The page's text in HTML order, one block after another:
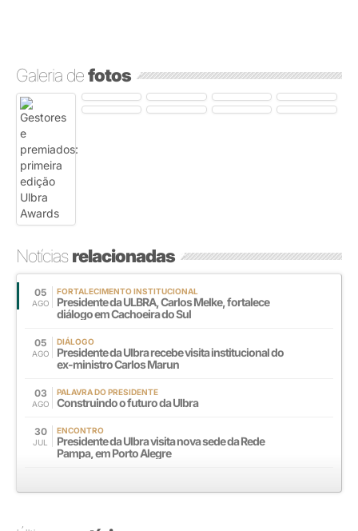
Galeria defotos
Notíciasrelacionadas
05
AGO
FORTALECIMENTO INSTITUCIONAL
Presidente da ULBRA, Carlos Melke, fortalece
diálogo em Cachoeira do Sul
05
AGO
DIÁLOGO
Presidente da Ulbra recebe visita institucional do
ex-ministro Carlos Marun
03
AGO
PALAVRA DO PRESIDENTE
Construindo o futuro da Ulbra
30
JUL
ENCONTRO
Presidente da Ulbra visita nova sede da Rede
Pampa, em Porto Alegre